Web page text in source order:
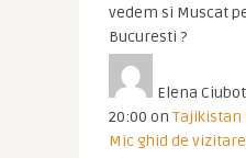
vedem si Muscat
Bucuresti ?
Elena
20:00 on Tajikistan
Mic ghid de vizitare